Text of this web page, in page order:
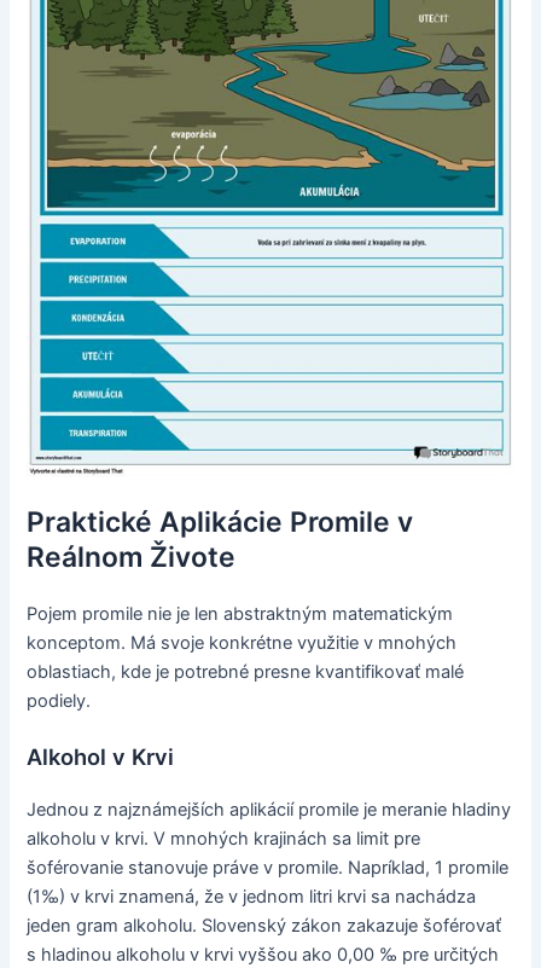
Praktické Aplikácie Promile v
Reálnom Živote
Pojem promile nie je len abstraktným matematickým
konceptom. Má svoje konkrétne využitie v mnohých
oblastiach, kde je potrebné presne kvantifikovať malé
podiely.
Alkohol v Krvi
Jednou z najznámejších aplikácií promile je meranie hladiny
alkoholu v krvi. V mnohých krajinách sa limit pre
šoférovanie stanovuje práve v promile. Napríklad, 1 promile
(1‰) v krvi znamená, že v jednom litri krvi sa nachádza
jeden gram alkoholu. Slovenský zákon zakazuje šoférovať
s hladinou alkoholu v krvi vyššou ako 0,00 ‰ pre určitých